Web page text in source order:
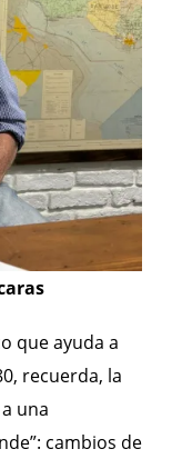
que ayuda a
recuerda, la
una
cambios de